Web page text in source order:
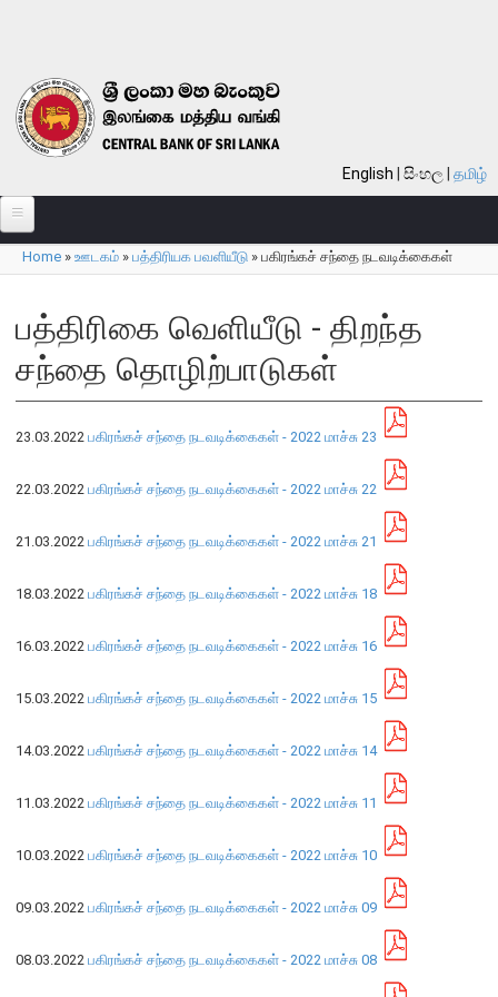
English සිංහල தமிழ்
பற்றி
வங்கி பற்றி
பொது நோக்கு
வங்கியின் வரலாறு
தொழிற்பாடுகள்
நிறுவன ரீதியான அமைப்பு
நிறுவனக் கட்டமைப்பு
ஆளுகைக் கோவைகளும் கொள்கைகளும்
வங்கிப் பணிமனை
வங்கிப் பணிமனை
வங்கித்தொழில் கற்கைகளுக்கான நிலையம்
You are here
Home » ஊடகம் » பத்திரியக பவளியீடு » பகிரங்கச் சந்தை நடவடிக்கைகள்
பத்திரிகை வெளியீடு - திறந்த
சந்தை தொழிற்பாடுகள்
23.03.2022 பகிரங்கச் சந்தை நடவடிக்கைகள் - 2022 மாச்சு 23
22.03.2022 பகிரங்கச் சந்தை நடவடிக்கைகள் - 2022 மாச்சு 22
21.03.2022 பகிரங்கச் சந்தை நடவடிக்கைகள் - 2022 மாச்சு 21
18.03.2022 பகிரங்கச் சந்தை நடவடிக்கைகள் - 2022 மாச்சு 18
16.03.2022 பகிரங்கச் சந்தை நடவடிக்கைகள் - 2022 மாச்சு 16
15.03.2022 பகிரங்கச் சந்தை நடவடிக்கைகள் - 2022 மாச்சு 15
14.03.2022 பகிரங்கச் சந்தை நடவடிக்கைகள் - 2022 மாச்சு 14
11.03.2022 பகிரங்கச் சந்தை நடவடிக்கைகள் - 2022 மாச்சு 11
10.03.2022 பகிரங்கச் சந்தை நடவடிக்கைகள் - 2022 மாச்சு 10
09.03.2022 பகிரங்கச் சந்தை நடவடிக்கைகள் - 2022 மாச்சு 09
08.03.2022 பகிரங்கச் சந்தை நடவடிக்கைகள் - 2022 மாச்சு 08